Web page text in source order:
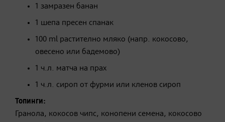
1 замразен банан
1 шепа пресен спанак
100 ml растително мляко (напр. кокосово,
овесено или бадемово)
1 ч.л. матча на прах
1 ч.л. сироп от фурми или кленов сироп
Топинги:
Гранола, кокосов чипс, конопени семена, кокосово